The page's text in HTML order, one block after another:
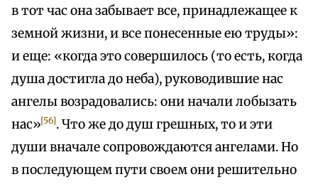
в тот час она забывает все, принадлежащее к
земной жизни, и все понесенные ею труды»:
и еще: «когда это совершилось (то есть, когда
душа достигла до неба), руководившие нас
ангелы возрадовались: они начали лобызать
нас»[56]. Что же до душ грешных, то и эти
души вначале сопровождаются ангелами. Но
в последующем пути своем они решительно